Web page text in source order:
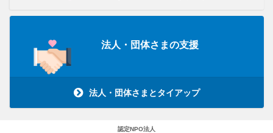
法人・団体さまの支援
法人・団体さまとタイアップ
認定NPO法人